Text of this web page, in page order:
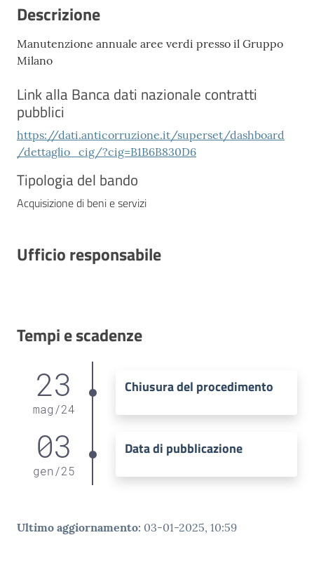
Descrizione
Manutenzione annuale aree verdi presso il Gruppo
Milano
Link alla Banca dati nazionale contratti
pubblici
https://dati.anticorruzione.it/superset/dashboard
/dettaglio_cig/?cig=B1B6B830D6
Tipologia del bando
Acquisizione di beni e servizi
Ufficio responsabile
Tempi e scadenze
23
mag /24
Chiusura del procedimento
03
gen/25
Data di pubblicazione
Ultimo aggiornamento: 03-01-2025, 10:59